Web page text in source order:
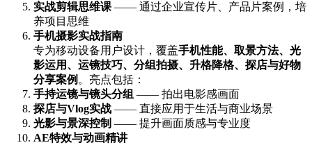
实战剪辑思维课 —— 通过企业宣传片、产品片案例，培
养项目思维
手机摄影实战指南
专为移动设备用户设计，覆盖手机性能、取景方法、光
影运用、运镜技巧、分组拍摄、升格降格、探店与好物
分享案例 。亮点包括：
手持运镜与镜头分组 —— 拍出电影感画面
探店与Vlog实战 —— 直接应用于生活与商业场景
光影与景深控制 —— 提升画面质感与专业度
AE特效与动画精讲